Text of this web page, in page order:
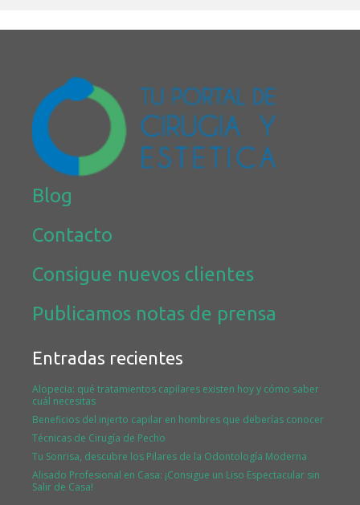
Blog
Contacto
Consigue nuevos clientes
Publicamos notas de prensa
Entradas recientes
Alopecia: qué tratamientos capilares existen hoy y cómo saber
cuál necesitas
Beneficios del injerto capilar en hombres que deberías conocer
Técnicas de Cirugía de Pecho
Tu Sonrisa, descubre los Pilares de la Odontología Moderna
Alisado Profesional en Casa: ¡Consigue un Liso Espectacular sin
Salir de Casa!